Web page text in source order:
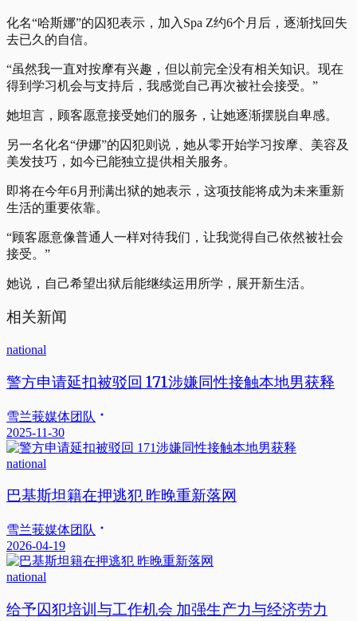
化名“哈斯娜”的囚犯表示，加入Spa Z约6个月后，逐渐找回失
去已久的自信。
“虽然我一直对按摩有兴趣，但以前完全没有相关知识。现在
得到学习机会与支持后，我感觉自己再次被社会接受。”
她坦言，顾客愿意接受她们的服务，让她逐渐摆脱自卑感。
另一名化名“伊娜”的囚犯则说，她从零开始学习按摩、美容及
美发技巧，如今已能独立提供相关服务。
即将在今年6月刑满出狱的她表示，这项技能将成为未来重新
生活的重要依靠。
“顾客愿意像普通人一样对待我们，让我觉得自己依然被社会
接受。”
她说，自己希望出狱后能继续运用所学，展开新生活。
相关新闻
national
警方申请延扣被驳回 171涉嫌同性接触本地男获释
雪兰莪媒体团队
2025-11-30
national
巴基斯坦籍在押逃犯 昨晚重新落网
雪兰莪媒体团队
2026-04-19
national
给予囚犯培训与工作机会 加强生产力与经济劳力